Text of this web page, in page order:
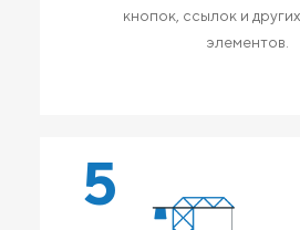
кнопок, ссылок и
элементов.
5